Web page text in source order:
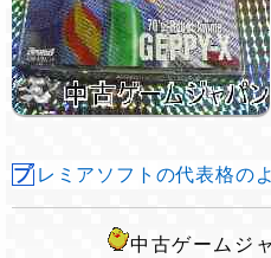
プレミアソフトの代表格
中古ゲームジ